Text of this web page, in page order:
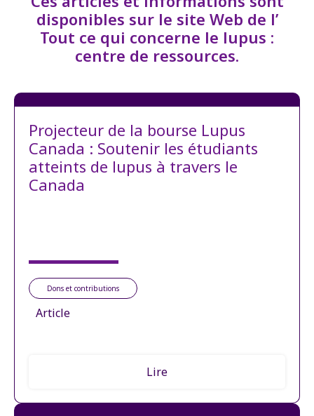
disponibles sur le site Web de l’
Tout ce qui concerne le lupus :
centre de ressources.
Projecteur de la bourse Lupus
Canada : Soutenir les étudiants
atteints de lupus à travers le
Canada
Dons et contributions
Article
Lire